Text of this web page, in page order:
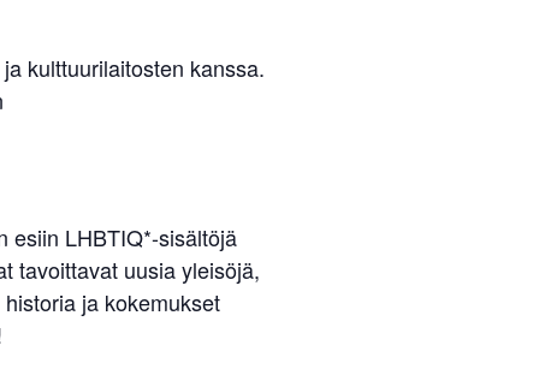
kulttuurilaitosten kanssa.
esiin LHBTIQ*-sisältöjä
tavoittavat uusia yleisöjä,
ja kokemukset